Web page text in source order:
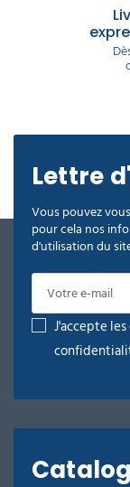
Lettre
Vous pouvez
pour cela nos
d'utilisation du
J'accepte